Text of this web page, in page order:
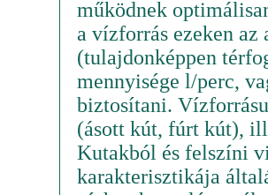
működnek
a vízforrás ezeken
(tulajdonképpen
mennyisége l/perc,
biztosítani.
(ásott kút, fúrt kút),
Kutakból és felszíni
karakterisztikája